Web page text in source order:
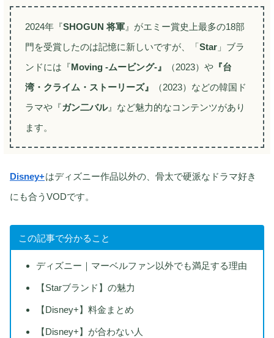
2024年『SHOGUN 将軍』がエミー賞史上最多の18部
門を受賞したのは記憶に新しいですが、「Star」ブラ
ンドには『Moving -ムービング-』 （2023）や『台
湾・クライム・ストーリーズ』
（2023）などの韓国ド
ラマや『ガン二バル』など魅力的なコンテンツがあり
ます。
Disney+はディズニー作品以外の、骨太で硬派なドラマ好き
にも合うVODです。
この記事で分かること
ディズニー｜マーベルファン以外でも満足する理由
【Starブランド】の魅力
【Disney+】料金まとめ
【Disney+】が合わない人